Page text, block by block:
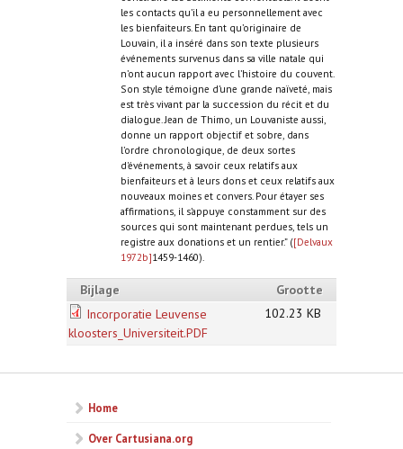
les contacts qu’il a eu personnellement avec
les bienfaiteurs. En tant qu’originaire de
Louvain, il a inséré dans son texte plusieurs
événements survenus dans sa ville natale qui
n’ont aucun rapport avec l’histoire du couvent.
Son style témoigne d’une grande naïveté, mais
est très vivant par la succession du récit et du
dialogue. Jean de Thimo, un Louvaniste aussi,
donne un rapport objectif et sobre, dans
l’ordre chronologique, de deux sortes
d'événements, à savoir ceux relatifs aux
bienfaiteurs et à leurs dons et ceux relatifs aux
nouveaux moines et convers. Pour étayer ses
affirmations, il s’appuye constamment sur des
sources qui sont maintenant perdues, tels un
registre aux donations et un rentier.” ([Delvaux
1972b]1459-1460).
Bijlage
Grootte
Incorporatie Leuvense
kloosters_Universiteit.PDF
102.23 KB
Home
Over Cartusiana.org